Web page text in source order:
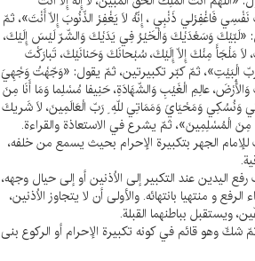
فَاغْفِرْلي ذَنْبِي ، إِنّهُ لَا يَغْفِرْ الذّنُوبَ إِلّا أَنْتَ»، ثمّ
«لَبّيْكَ وَسَعْدَيْكَ وَالْخَيْرُ فِي يَدَيْكَ وَالشّرّ لَيْسَ إِلَيْكَ،
مَلْجَأَ مِنْكَ إِلّا إِلَيْكَ، سُبْحانَكَ وَحَنانَيْكَ، تَبارَكْتَ
الْبَيْتِ»، ثمّ كبّر تكبيرتين، ثمّ يقول: «وَجّهْتُ وَجْهِيَ
عالِمِ الْغَيْبِ وَالشّهَادَةِ، حَنِيفا مُسْلِما وَمَا أَنَا مِنَ
وَنُسُكِي وَمَحْيَايَ وَمَمَاتِي للّهِ ِ رَبّ الْعَالَمِينَ، لَا شَريكَ
مِنَ الْمُسْلِمِينَ»، ثمّ يشرع في الاستعاذة والقراءة.
الجهر بتكبيرة الإحرام بحيث يسمع من خلفه،
اليدين عند التكبير إلى الاُذنين أو إلى حيال وجهه،
الرفع و منتهيا بانتهائه. والأولى أن لا يتجاوز الاُذنين،
ويستقبل بباطنهما القبلة.
شكّ وهو قائم في كونه تكبيرة الإحرام أو الركوع بنى